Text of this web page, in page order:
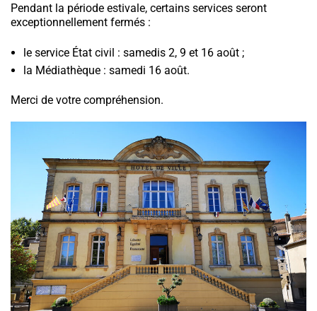
Pendant la période estivale, certains services seront
exceptionnellement fermés :
le service État civil : samedis 2, 9 et 16 août ;
la Médiathèque : samedi 16 août.
Merci de votre compréhension.